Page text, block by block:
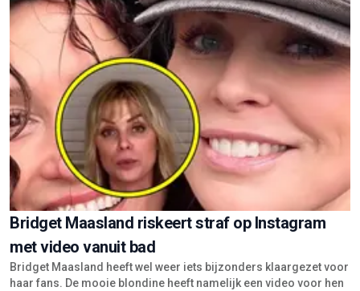
Bridget Maasland riskeert straf op Instagram
met video vanuit bad
Bridget Maasland heeft wel weer iets bijzonders klaargezet voor
haar fans. De mooie blondine heeft namelijk een video voor hen